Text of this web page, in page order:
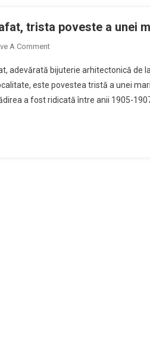
Târgul
2019
trista poveste a unei
A CommentOn
Marincu
Din
Calafat,
adevărată bijuterie arhitectonică de
este povestea tristă a unei
a fost ridicată între anii 1905-